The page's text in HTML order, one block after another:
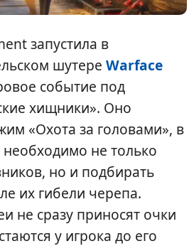
запустила в
шутере Warface
событие под
хищники». Оно
«Охота за головами», в
не только
но и подбирать
их гибели черепа.
не сразу приносят очки
у игрока до его